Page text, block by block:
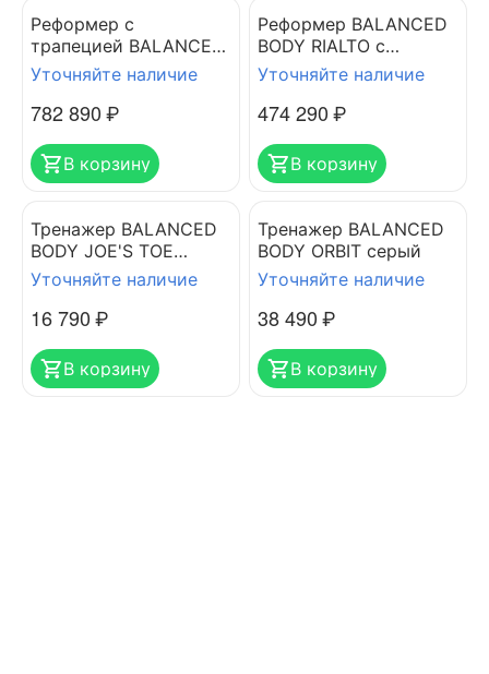
Реформер с
трапецией BALANCED
BODY ALLEGRO 1
Уточняйте наличие
782 890₽
В корзину
Реформер BALANCED
BODY RIALTO с
трапецией и матом
Уточняйте наличие
474 290₽
В корзину
Тренажер BALANCED
BODY JOE'S TOE
GIZMO (набор)
Уточняйте наличие
16 790₽
В корзину
Тренажер BALANCED
BODY ORBIT серый
Уточняйте наличие
38 490₽
В корзину